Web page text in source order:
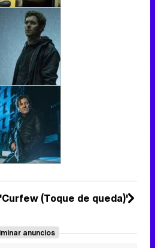
(Toque de queda)'
anuncios